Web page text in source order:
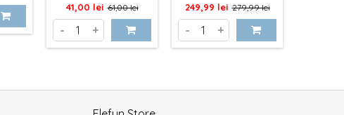
Pret
41,00 lei Pret
baza
61,00 lei
- +
Pret
249,99 lei Pret
baza
279,99 lei
- +